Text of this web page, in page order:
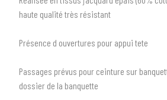
Toutes les marques
haute qualité très résistant
Présence d ouvertures pour appui tete
Passages prévus pour ceinture sur
dossier de la banquette